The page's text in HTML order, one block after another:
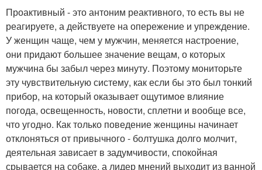
Проактивный - это антоним реактивного, то есть вы не
реагируете, а действуете на опережение и упреждение.
У женщин чаще, чем у мужчин, меняется настроение,
они придают большее значение вещам, о которых
мужчина бы забыл через минуту. Поэтому мониторьте
эту чувствительную систему, как если бы это был тонкий
прибор, на который оказывает ощутимое влияние
погода, освещенность, новости, сплетни и вообще все,
что угодно. Как только поведение женщины начинает
отклоняться от привычного - болтушка долго молчит,
деятельная зависает в задумчивости, спокойная
срывается на собаке, а лидер мнений выходит из ванной